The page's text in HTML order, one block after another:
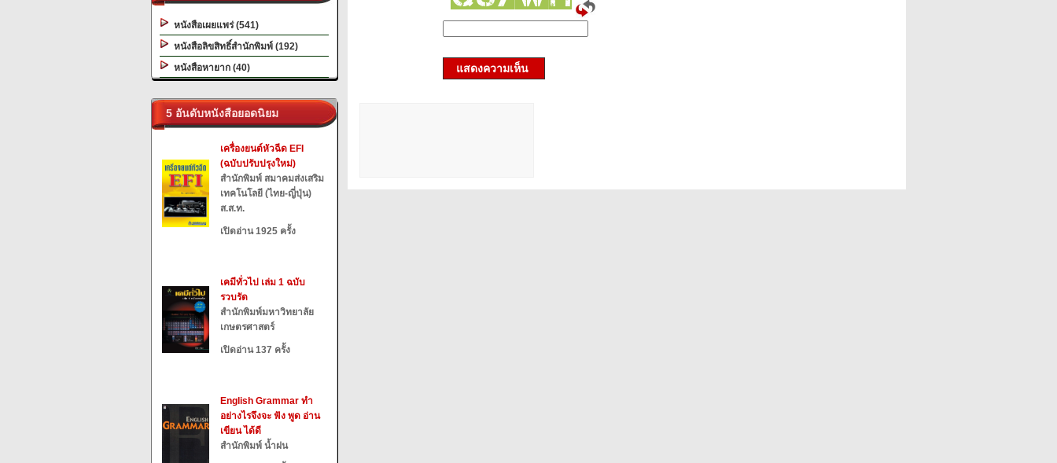
หนังสือเผยแพร่ (541)
หนังสือลิขสิทธิ์สำนักพิมพ์ (192)
หนังสือหายาก (40)
5 อันดับหนังสือยอดนิยม
เครื่องยนต์หัวฉีด EFI
(ฉบับปรับปรุงใหม่)
สำนักพิมพ์ สมาคมส่งเสริม
เทคโนโลยี (ไทย-ญี่ปุ่น)
ส.ส.ท.
เปิดอ่าน 1925 ครั้ง
เคมีทั่วไป เล่ม 1 ฉบับ
รวบรัด
สำนักพิมพ์มหาวิทยาลัย
เกษตรศาสตร์
เปิดอ่าน 137 ครั้ง
English Grammar ทำ
อย่างไรจึงจะ ฟัง พูด อ่าน
เขียน ได้ดี
สำนักพิมพ์ น้ำฝน
แสดงความเห็น